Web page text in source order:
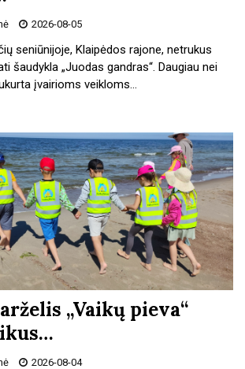
2026-08-05
seniūnijoje, Klaipėdos rajone, netrukus
šaudykla „Juodas gandras“. Daugiau nei
įvairioms veikloms…
„Vaikų pieva“
2026-08-04